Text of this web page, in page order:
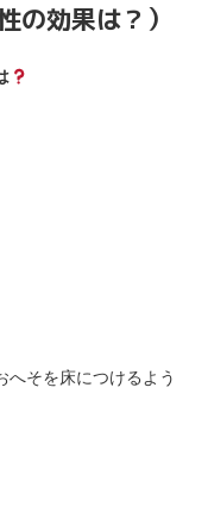
の効果は？）
そを床につけるよう